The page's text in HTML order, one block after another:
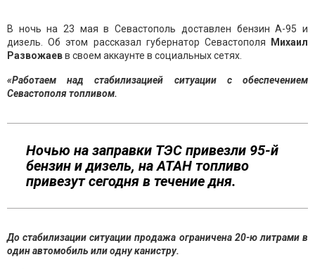
В ночь на 23 мая в Севастополь доставлен бензин А-95 и
дизель. Об этом рассказал губернатор Севастополя
Михаил
Развожаевв своем аккаунте в социальных сетях.
«Работаем над стабилизацией ситуации с обеспечением
Севастополя топливом.
Ночью на заправки ТЭС привезли 95-й
бензин и дизель, на АТАН топливо
привезут сегодня в течение дня.
До стабилизации ситуации продажа ограничена 20-ю литрами в
один автомобиль или одну канистру.